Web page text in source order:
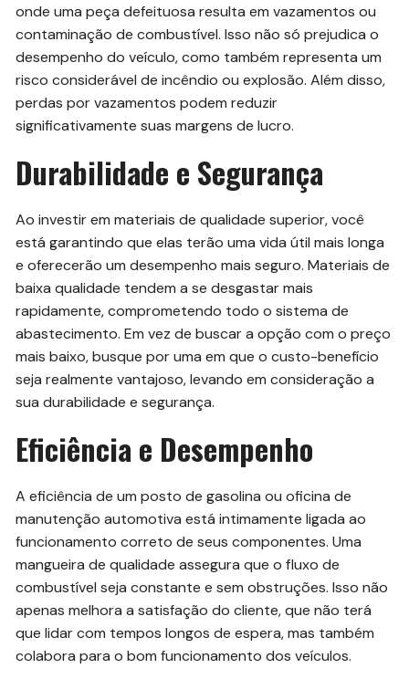
onde uma peça defeituosa resulta em vazamentos ou
contaminação de combustível. Isso não só prejudica o
desempenho do veículo, como também representa um
risco considerável de incêndio ou explosão. Além disso,
perdas por vazamentos podem reduzir
significativamente suas margens de lucro.
Durabilidade e Segurança
Ao investir em materiais de qualidade superior, você
está garantindo que elas terão uma vida útil mais longa
e oferecerão um desempenho mais seguro. Materiais de
baixa qualidade tendem a se desgastar mais
rapidamente, comprometendo todo o sistema de
abastecimento. Em vez de buscar a opção com o preço
mais baixo, busque por uma em que o custo-benefício
seja realmente vantajoso, levando em consideração a
sua durabilidade e segurança.
Eficiência e Desempenho
A eficiência de um posto de gasolina ou oficina de
manutenção automotiva está intimamente ligada ao
funcionamento correto de seus componentes. Uma
mangueira de qualidade assegura que o fluxo de
combustível seja constante e sem obstruções. Isso não
apenas melhora a satisfação do cliente, que não terá
que lidar com tempos longos de espera, mas também
colabora para o bom funcionamento dos veículos.